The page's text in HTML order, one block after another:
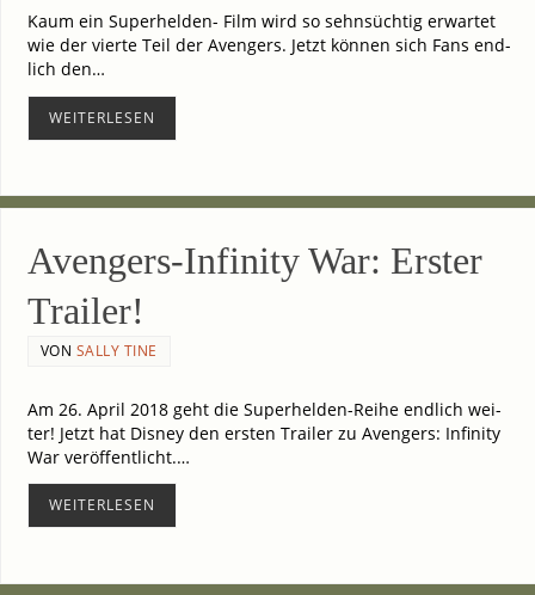
Kaum ein Superhelden- Film wird so sehn­süch­tig erwar­tet
wie der vier­te Teil der Aven­gers. Jetzt kön­nen sich Fans end­
lich den…
WEI­TER­LE­SEN
Avengers-Infinity War: Ers­ter
Trailer!
VON SALLY TINE
Am 26. April 2018 geht die Superhelden-Reihe end­lich wei­
ter! Jetzt hat Dis­ney den ers­ten Trai­ler zu Aven­gers: Infi­ni­ty
War ver­öf­fent­licht.…
WEI­TER­LE­SEN